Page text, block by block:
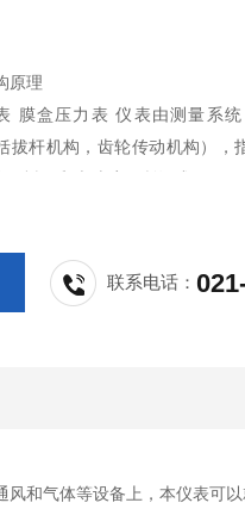
原理
膜盒压力表 仪表由测量系
拔杆机构，齿轮传动机构），
、衬圈和表玻璃）所组成。
联系电话：
和气体等设备上，本仪表可以